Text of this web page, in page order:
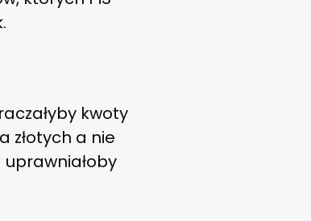
kwoty
złotych a nie
uprawniałoby